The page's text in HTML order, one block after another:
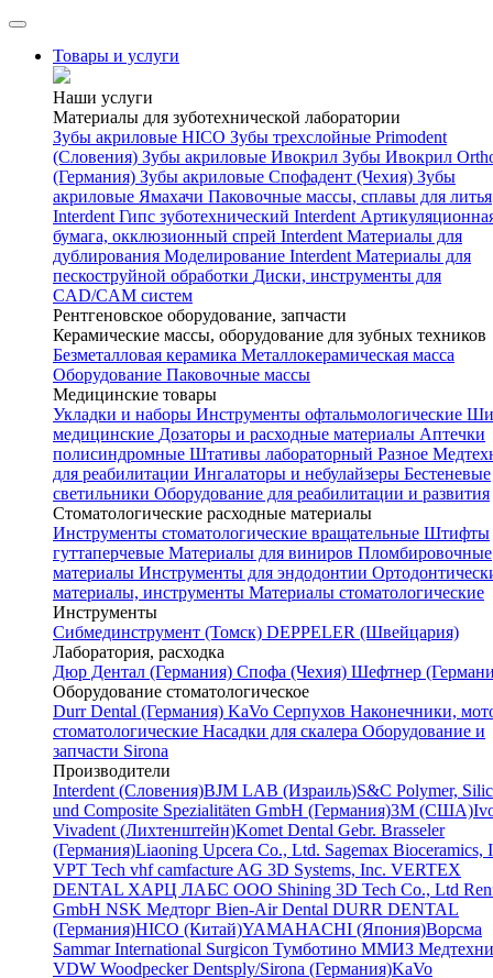
Товары и услуги
Наши услуги
Материалы для зуботехнической лаборатории
Зубы акриловые HICO Зубы трехслойные Primodent
(Словения) Зубы акриловые Ивокрил Зубы Ивокрил
(Германия) Зубы акриловые Спофадент (Чехия) Зубы
акриловые Ямахачи Паковочные массы, сплавы для литья
Interdent Гипс зуботехнический Interdent
бумага, окклюзионный спрей Interdent Материалы для
дублирования Моделирование Interdent Материалы для
пескоструйной обработки Диски, инструменты для
CAD/CAM систем
Рентгеновское оборудование, запчасти
Керамические массы, оборудование для зубных техников
Безметалловая керамика Металлокерамическая масса
Оборудование Паковочные массы
Медицинские товары
Укладки и наборы Инструменты офтальмологические
медицинские Дозаторы и расходные материалы Аптечки
полисиндромные Штативы лабораторный Разное
для реабилитации Ингалаторы и небулайзеры Бестеневые
светильники Оборудование для реабилитации и развития
Стоматологические расходные материалы
Инструменты стоматологические вращательные Штифты
гуттаперчевые Материалы для виниров Пломбировочные
материалы Инструменты для эндодонтии
материалы, инструменты Материалы стоматологические
Инструменты
Cибмединструмент (Томск) DEPPELER (Швейцария)
Лаборатория, расходка
Дюр Дентал (Германия) Спофа (Чехия) Шефтнер
Оборудование стоматологическое
Durr Dental (Германия) KaVo Серпухов Наконечники,
стоматологические Насадки для скалера Оборудование и
запчасти Sirona
Производители
Interdent (Словения)BJM LAB (Израиль)S&C Polymer,
und Composite Spezialitäten GmbH (Германия)3M (США)
Vivadent (Лихтенштейн)Komet Dental Gebr. Brasseler
(Германия)Liaoning Upcera Co., Ltd. Sagemax Bioceramics,
VPT Tech vhf camfacture AG 3D Systems, Inc. VERTEX
DENTAL ХАРЦ ЛАБС ООО Shining 3D Tech Co., Ltd
GmbH NSK Медторг Bien-Air Dental DURR DENTAL
(Германия)HICO (Китай)YAMAHACHI (Япония)Ворсма
Sammar International Surgicon Тумботино ММИЗ
VDW WoodpeckerDentsply/Sirona (Германия)KaVo